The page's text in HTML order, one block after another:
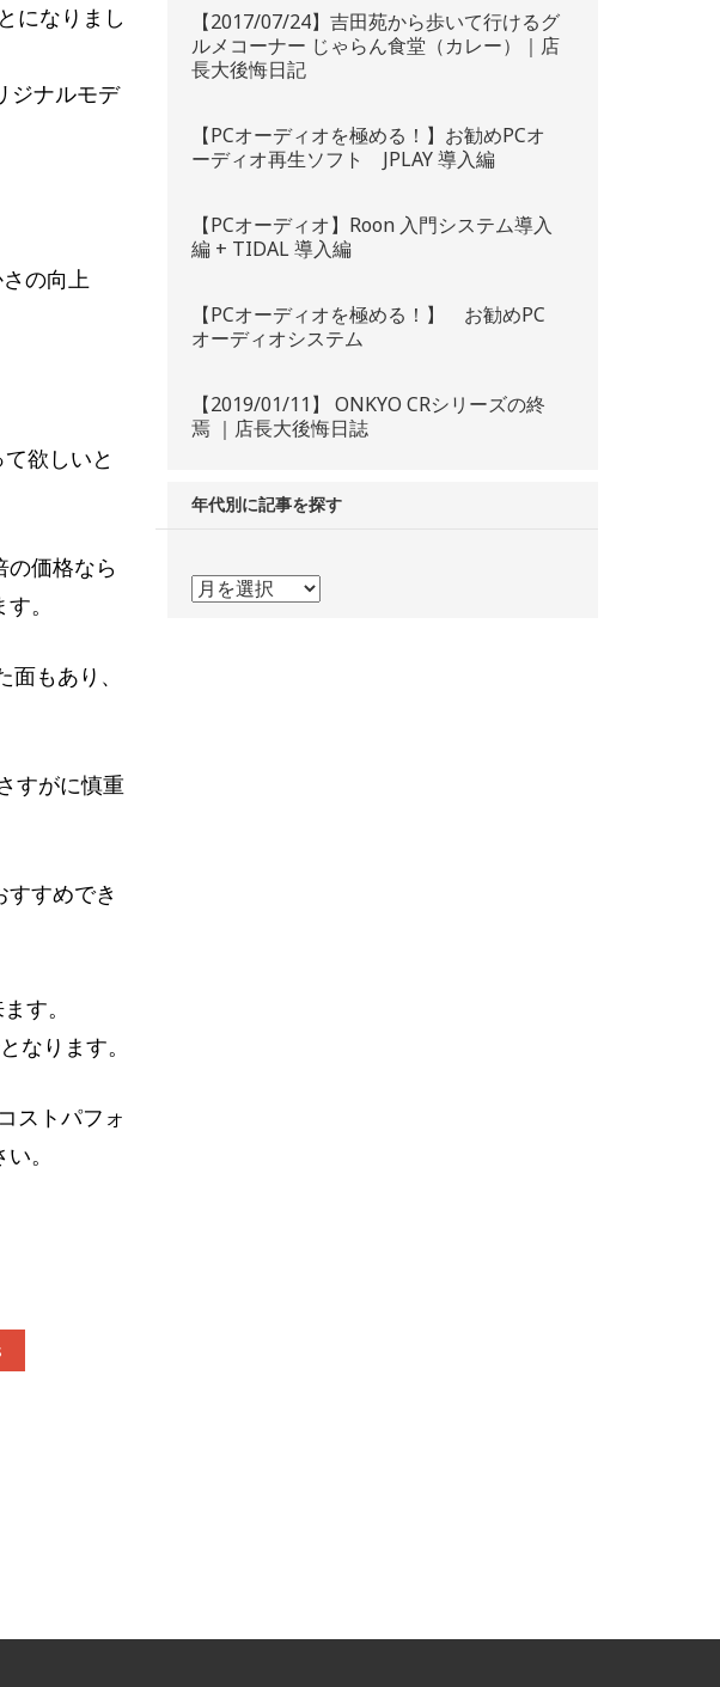
になりまし
ジナルモデ
の向上
欲しいと
の価格なら
。
もあり、
すがに慎重
すめでき
す。
なります。
ストパフォ
。
【2017/07/24】吉田苑から歩いて行けるグ
ルメコーナー じゃらん食堂（カレー）｜店
長大後悔日記
【PCオーディオを極める！】お勧めPCオ
ーディオ再生ソフト JPLAY 導入編
【PCオーディオ】Roon 入門システム導入
編 + TIDAL 導入編
【PCオーディオを極める！】 お勧めPC
オーディオシステム
【2019/01/11】 ONKYO CRシリーズの終
焉 ｜店長大後悔日誌
年代別に記事を探す
年